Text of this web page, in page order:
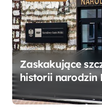
Zaskakujące
historii narodzin
mogłeś nie